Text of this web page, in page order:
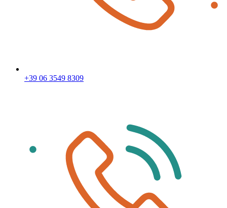
+39 06 3549 8309